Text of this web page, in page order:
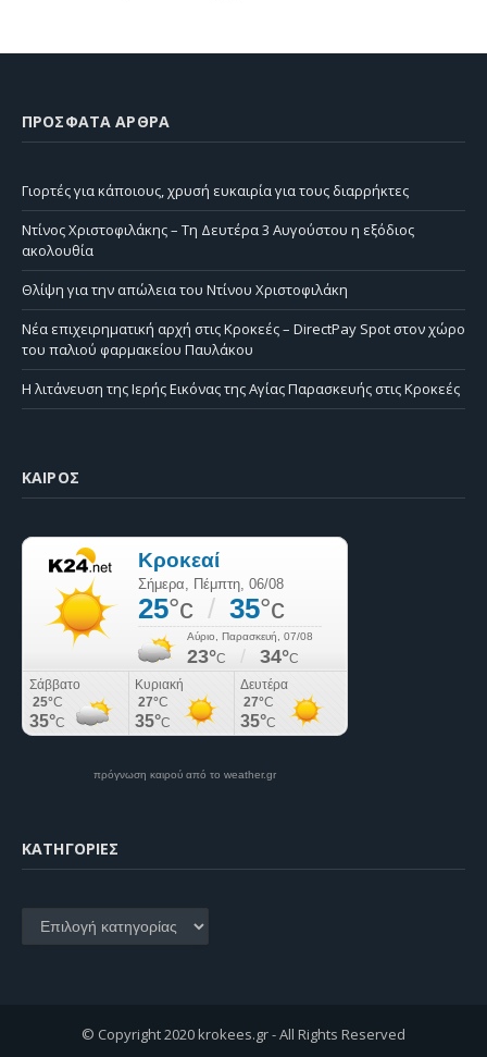
ΠΡΌΣΦΑΤΑ ΆΡΘΡΑ
Γιορτές για κάποιους, χρυσή ευκαιρία για τους διαρρήκτες
Ντίνος Χριστοφιλάκης – Τη Δευτέρα 3 Αυγούστου η εξόδιος
ακολουθία
Θλίψη για την απώλεια του Ντίνου Χριστοφιλάκη
Νέα επιχειρηματική αρχή στις Κροκεές – DirectPay Spot στον χώρο
του παλιού φαρμακείου Παυλάκου
Η λιτάνευση της Ιερής Εικόνας της Αγίας Παρασκευής στις Κροκεές
ΚΑΙΡΌΣ
πρόγνωση καιρού από το weather.gr
KΑΤΗΓΟΡΊΕΣ
Kατηγορίες
© Copyright 2020 krokees.gr - All Rights Reserved